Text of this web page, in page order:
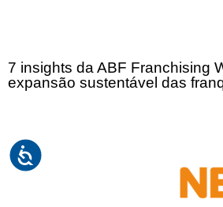
7 insights da ABF Franchising
expansão sustentável das